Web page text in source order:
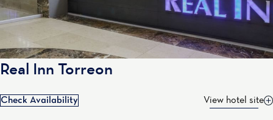
Real Inn Torreon
Check Availability View hotel site